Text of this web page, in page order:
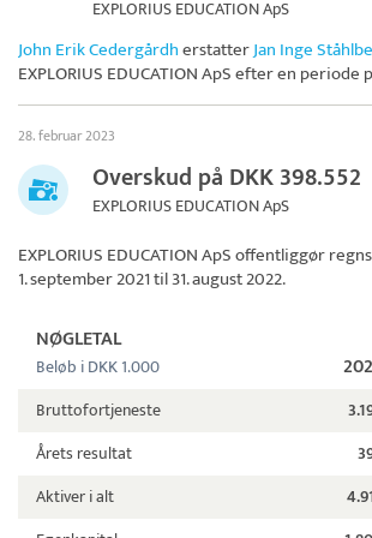
EXPLORIUS EDUCATION ApS
John Erik CedergårdherstatterJan Inge
EXPLORIUS EDUCATION ApSefter en periode
28. februar 2023
Overskud på DKK 398.552
EXPLORIUS EDUCATION ApS
EXPLORIUS EDUCATION ApSoffentliggør
1. september 2021 til 31. august 2022.
NØGLETAL
Beløb i DKK 1.000
Bruttofortjeneste
Årets resultat
Aktiver i alt